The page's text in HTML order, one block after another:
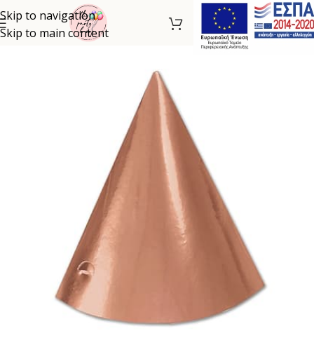
Skip to navigation
Skip to main content